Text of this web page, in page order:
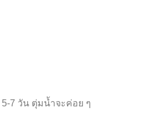
7 วัน ตุ่มน้ำจะค่อย ๆ